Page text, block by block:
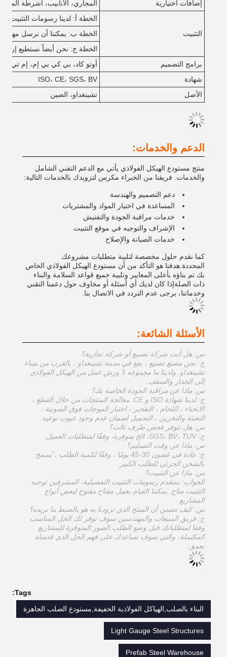
إضافات اختيارية المجاري، الأنابيب، أشرطة
التثبيت
الخطة أ: لدينا رسومات التثبيت
الخطة ب: يمكننا أن نرسل مهندس
الخطة ج: نحن أيضاً نستطيع
برامج التصميم
أوتو كاد، بي كي بي إم، إم تي إس، 3 دي 3 إس، تارش،
شهادة
ISO، CE، SGS، BV
الأصل
تشينغداو، الصين
الدعم والخدمات:
منتج مستودع الهيكل الفولاذي يأتي مع الدعم التقني الشامل
والخدمات. فريقنا من الخبراء مكرس لتزويدك بالخدمات التالية:
دعم التصميم والهندسة
المساعدة في اختيار المواد والمشتريات
خدمات مراقبة الجودة والتفتيش
الإشراف والتوجيه في موقع التثبيت
خدمات الصيانة والإصلاح
كما نقدم حلول مخصصة لتلبية متطلبات مشروعك
المحددة.هدفنا هو التأكد من أن مستودع الهيكل الفولاذي الخاص
بك تم بناؤه بأعلى المعايير وتلبية جميع قواعد السلامة والبناء
ذات الصلةإذا كان لديك أي أسئلة أو مخاوف حول دعمنا التقني
وخدماتنا، يرجى عدم التردد في الاتصال بنا.
الأسئلة الشائعة:
س: هل أنت شركة تصنيع أو شركة تجارية؟
ج: نحن مصنع تصنيع ، يقع في مدينة تشينغداو ، بالقرب من ميناء
تشينغداو. ولدينا ما مجموعه 3 ورش عمل من الهيكل الفولاذي
إلى الجدار والسقف.
س: ماذا عن مراقبة الجودة الخاصة بك؟
ج: لدينا شهادة ISO و CE. معالجة المنتجات من خلال القطع ،
الانحناء ، اللحام ، التفجير ، اختبار الموجات فوق الصوتية ،
التعبئة والتخزين ، التحميل لضمان عدم وجود عيوب نوعية.
س: هل تتوفر فحص طرف ثالث؟
ج: SGS، BV، TUV، الخ متوفرة، وفقًا لمتطلبات العميل.
س: ماذا عن وقت التسليم؟
ج: عادة في غضون 30-45 يومًا ، وفقًا لكمية الطلب ، يُسمح
بالشحن الجزئي للطلب الكبير.
س: ماذا عن التثبيت؟
الجواب: سنقدم رسومات التثبيت التفصيلية، المشرفين توجيه
التثبيت متاح. يمكننا القيام بعمل مفتاح مفتوح لبعض أنواع
المشاريع.
س: كيف نضمن أن المنتج الذي تزودنا به هو بالضبط ما نريده؟
ج: فريق المبيعات والمهندسين سوف توفر لك الحل المناسب
وفقا لمتطلباتك قبل وضع الطلب.الصور المتوفرة للمشاريع
المكتملة، والتي سوف تساعدك على فهم الحل الذي قدمناه
بعمق.
Tags:
البناء بالصلب,الهياكل الفولاذية الخفيفة,مستودع الصلب الجاهزة
Light Gauge Steel Structures
Prefab Steel Warehouse